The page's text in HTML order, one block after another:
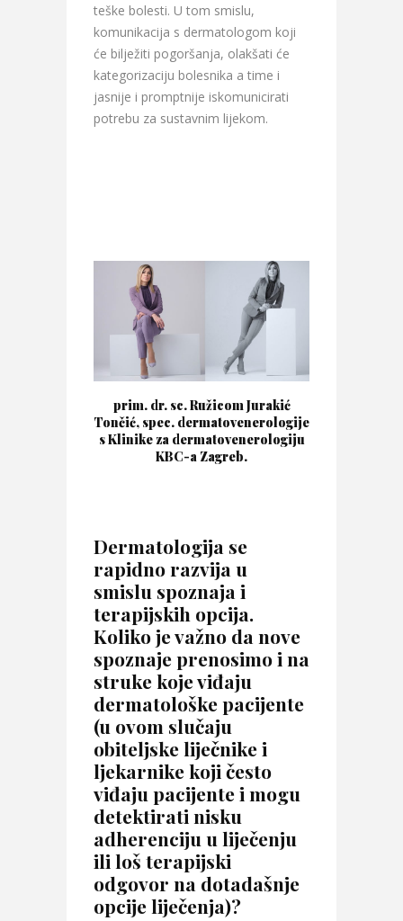
teške bolesti. U tom smislu,
komunikacija s dermatologom koji
će bilježiti pogoršanja, olakšati će
kategorizaciju bolesnika a time i
jasnije i promptnije iskomunicirati
potrebu za sustavnim lijekom.
prim. dr. sc. Ružicom Jurakić
Tončić, spec. dermatovenerologije
s Klinike za dermatovenerologiju
KBC-a Zagreb.
Dermatologija se
rapidno razvija u
smislu spoznaja i
terapijskih opcija.
Koliko je važno da nove
spoznaje prenosimo i na
struke koje viđaju
dermatološke pacijente
(u ovom slučaju
obiteljske liječnike i
ljekarnike koji često
viđaju pacijente i mogu
detektirati nisku
adherenciju u liječenju
ili loš terapijski
odgovor na dotadašnje
opcije liječenja)?